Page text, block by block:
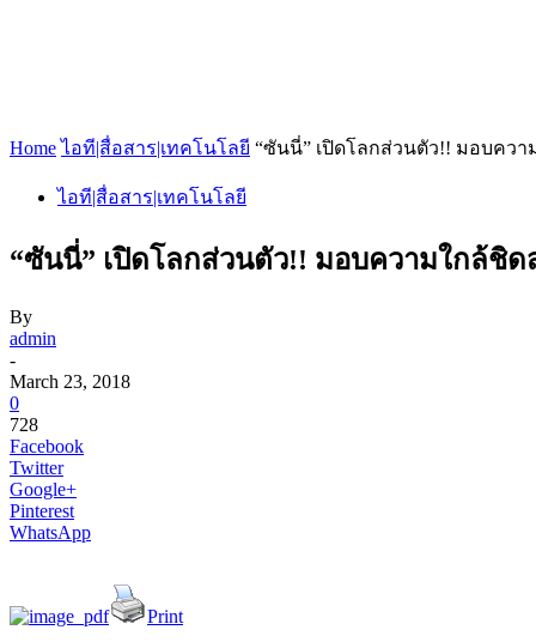
Home ไอที|สื่อสาร|เทคโนโลยี “ซันนี่” เปิดโลกส่วนตัว!! มอบคว
ไอที|สื่อสาร|เทคโนโลยี
“ซันนี่” เปิดโลกส่วนตัว!! มอบความใกล้ชิ
By
admin
-
March 23, 2018
0
728
Facebook
Twitter
Google+
Pinterest
WhatsApp
Print